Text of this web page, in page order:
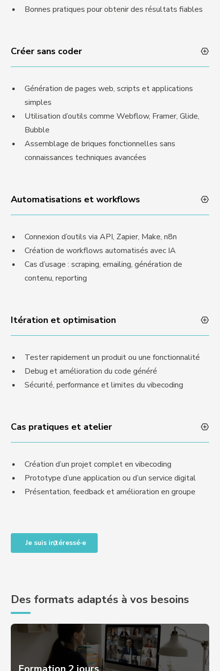
Bonnes pratiques pour obtenir des résultats fiables
Créer sans coder
Génération de pages web, scripts et applications
simples
Utilisation d’outils comme Webflow, Framer, Glide,
Bubble
Assemblage de briques fonctionnelles sans
connaissances techniques avancées
Automatisations et workflows
Connexion d’outils via API, Zapier, Make, n8n
Création de workflows automatisés avec IA
Cas d’usage : scraping, emailing, génération de
contenu, reporting
Itération et optimisation
Tester rapidement un produit ou une fonctionnalité
Debug et amélioration du code généré
Sécurité, performance et limites du vibecoding
Cas pratiques et atelier
Création d’un projet complet en vibecoding
Prototype d’une application ou d’un service digital
Présentation, feedback et amélioration en groupe
Je suis intéressé·e
Des formats adaptés à vos besoins